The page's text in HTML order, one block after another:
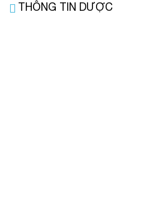
THÔNG TIN DƯỢC